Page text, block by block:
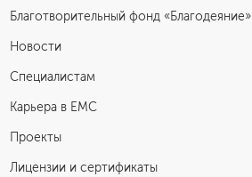
Благотворительный фонд «Благодеяние»
Новости
Специалистам
Карьера в ЕМС
Проекты
Лицензии и сертификаты